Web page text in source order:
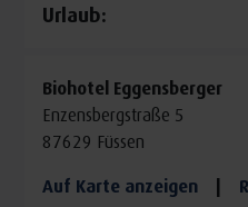
umfassende Diagnostik
Herzratenvariabilität
Nervensystem)
Messung der
Urlaub:
Biohotel Eggensberger
Enzensbergstraße 5
87629 Füssen
Auf Karte anzeigen |